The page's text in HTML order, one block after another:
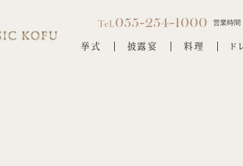
Tel.055-254-1000 営業時間
挙式 披露宴 料理 ド